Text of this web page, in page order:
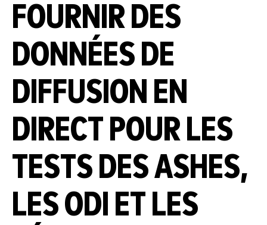
FOURNIR DES
DONNÉES DE
DIFFUSION EN
DIRECT POUR LES
TESTS DES ASHES,
LES ODI ET LES